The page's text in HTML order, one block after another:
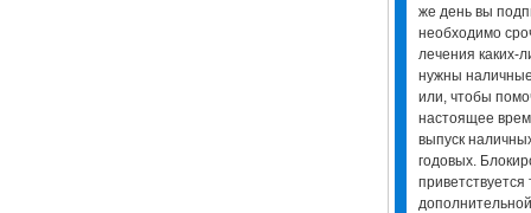
же день вы
необходимо
лечения каких-
нужны
или, чтобы
настоящее
выпуск
годовых.